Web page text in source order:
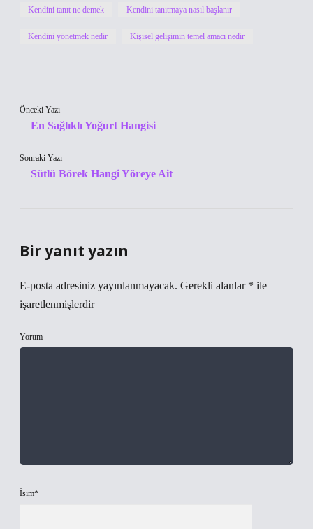
Kendini tanıt ne demek Kendini tanıtmaya nasıl başlanır
Kendini yönetmek nedir Kişisel gelişimin temel amacı nedir
Önceki Yazı
En Sağlıklı Yoğurt Hangisi
Sonraki Yazı
Sütlü Börek Hangi Yöreye Ait
Bir yanıt yazın
E-posta adresiniz yayınlanmayacak. Gerekli alanlar * ile
işaretlenmişlerdir
Yorum
İsim*